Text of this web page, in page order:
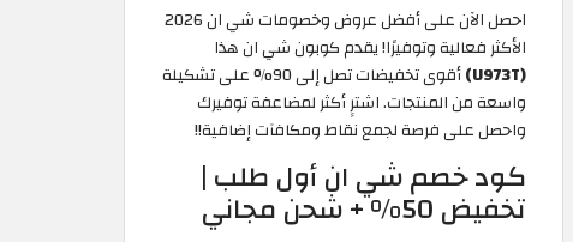
احصل الآن على أفضل عروض وخصومات شي ان 2026
الأكثر فعالية وتوفيرًا! يقدم كوبون شي ان هذا
(U973T)
أقوى تخفيضات تصل إلى 90% على تشكيلة
واسعة من المنتجات. اشترِِ أكثر لمضاعفة توفيرك
واحصل على فرصة لجمع نقاط ومكافآت إضافية!!
كود خصم شي ان أول طلب |
تخفيض 50% + شحن مجاني